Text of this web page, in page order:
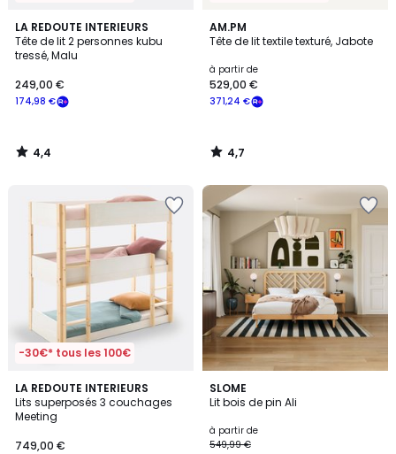
LA REDOUTE INTERIEURS
Tête de lit 2 personnes kubu
tressé, Malu
174,98 €
249,00 €
4,4
/ 5
4,4
/
AM.PM
Tête de lit textile texturé, Jabote
à partir de
371,24 €
529,00 €
4,7
/ 5
4,7
/
-30€* tous les 100€
LA REDOUTE INTERIEURS
Lits superposés 3 couchages
Meeting
749,00 €
4,5
/ 5
2
Couleurs
SLOME
Lit bois de pin Ali
à partir de
549,99 €